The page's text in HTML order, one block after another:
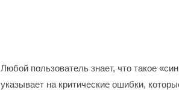
Любой пользователь знает, что такое
указывает на критические ошибки,